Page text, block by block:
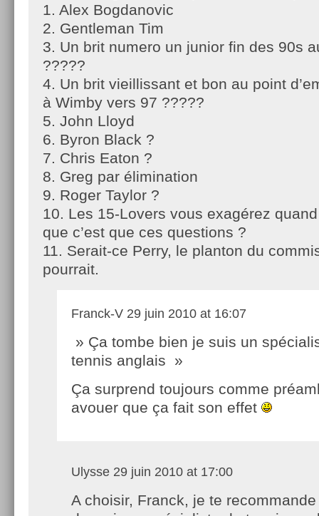
1. Alex Bogdanovic
2. Gentleman Tim
3. Un brit numero un junior fin des 90s
?????
4. Un brit vieillissant et bon au point
à Wimby vers 97 ?????
5. John Lloyd
6. Byron Black ?
7. Chris Eaton ?
8. Greg par élimination
9. Roger Taylor ?
10. Les 15-Lovers vous exagérez
que c’est que ces questions ?
11. Serait-ce Perry, le planton du
pourrait.
Franck-V 29 juin 2010 at 16:07
» Ça tombe bien je suis un
tennis anglais »
Ça surprend toujours comme
avouer que ça fait son effet
Ulysse 29 juin 2010 at 17:00
A choisir, Franck, je te